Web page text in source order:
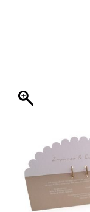
ΕΚΤΥΠΩΣΗ